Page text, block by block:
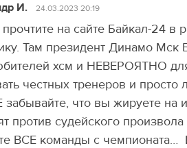
И. 24.03.2023 20:19
прочтите на сайте Байкал-24
Там президент Динамо
хсм и НЕВЕРОЯТНО
честных тренеров и
забывайте, что вы жируете на
против судейского
ВСЕ команды с чемпионата…